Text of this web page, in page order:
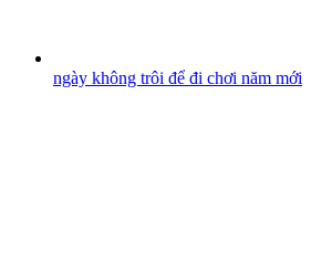
ngày không trôi để đi chơi năm mới